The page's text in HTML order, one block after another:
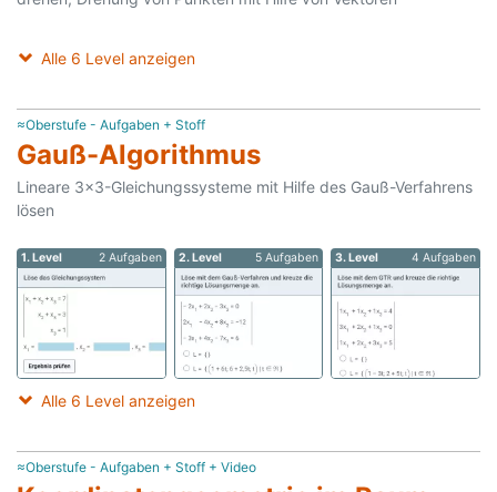
Alle 6 Level anzeigen
≈Oberstufe - Aufgaben + Stoff
Gauß-Algorithmus
Lineare 3x3-Gleichungssysteme mit Hilfe des Gauß-Verfahrens
lösen
1. Level 2 Aufgaben 2. Level 5 Aufgaben 3. Level 4 Aufgaben
Alle 6 Level anzeigen
≈Oberstufe - Aufgaben + Stoff + Video